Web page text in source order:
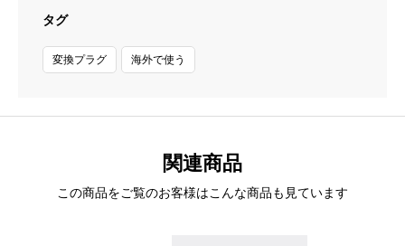
タグ
変換プラグ 海外で使う
関連商品
この商品をご覧のお客様はこんな商品も見ています